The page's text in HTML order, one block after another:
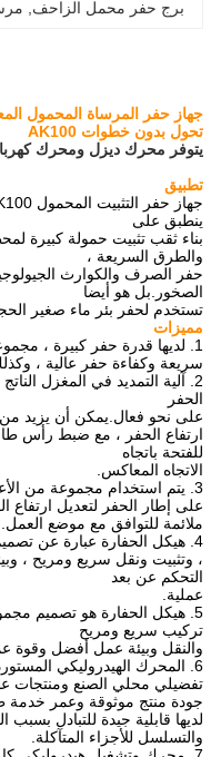
برج حفر محمل الزاحف ,
جهاز حفر المرساة المحمول
تحول بدون خطوات AK100
يتوفر محرك ديزل ومحرك
تطبيق
ينطبق على
بناء ثقب تثبيت حمولة كبيرة
والطرق السريعة ،
حفر الصرف والكوارث الجيولوجية
الصخور.بل هو أيضا
تستخدم لحفر بئر ماء صغير
مميزات
1. لديها قدرة حفر كبيرة ،
سريعة وكفاءة حفر عالية ،
2. آلية التمديد في المغزل
الحفر
على نحو فعال.يمكن أن يزيد من
ارتفاع الحفر ، مع ضبط رأس
للفتحة باتجاه
الاتجاه المعاكس.
3. يتم استخدام مجموعة من
على إطار الحفر لتعديل ارتفاع
ملائمة للتوافق مع موضع العمل.
4. هيكل الحفارة عبارة عن
، وتثبيت ونقل سريع ومريح ،
التحكم عن بعد
عملية.
5. هيكل الحفارة هو تصميم
تركيب سريع ومريح
والنقل وبيئة عمل أفضل وقوة
6. المحرك الهيدروليكي
تفضيلي محلي الصنع ومنتجات
جودة منتج موثوقة وعمر خدمة
لديها قابلية جيدة للتبادل بسبب
والتسلسل للأجزاء المتآكلة.